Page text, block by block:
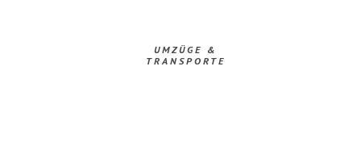
UMZÜGE &
TRANSPORTE